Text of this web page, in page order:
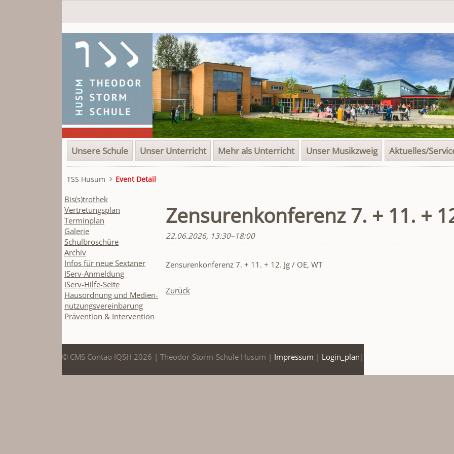
Navigation
überspringen
Unsere Schule Unser Unterricht Mehr als Unterricht Unser Musikzweig Aktuelles/
TSS Husum Event Detail
Zensurenkonferenz 7. + 11. +
22.06.2026, 13:30–18:00
Zensurenkonferenz 7. + 11. + 12. Jg / OE, WT
Zurück
Navigation
überspringen
Bis(s)trothek
Vertretungsplan
Terminplan
Galerie
Schulbroschüre
Archiv
Infos für neue Sextaner
IServ-Anmeldung
IServ-Hilfe-Seite
Hausordnung und Medien-
nutzungsvereinbarung
Prävention & Intervention
© CMS Contao IQSH 2026 | Theodor-Storm-Schule Husum | Impressum | Login_plan |